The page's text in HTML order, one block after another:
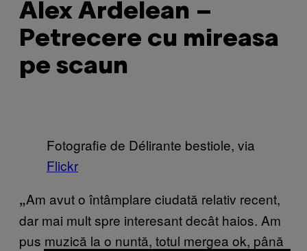
Alex Ardelean –
Petrecere cu mireasa
pe scaun
Fotografie de Délirante bestiole, via
Flickr
„Am avut o întâmplare ciudată relativ recent,
dar mai mult spre interesant decât haios. Am
pus muzică la o nuntă, totul mergea ok, până